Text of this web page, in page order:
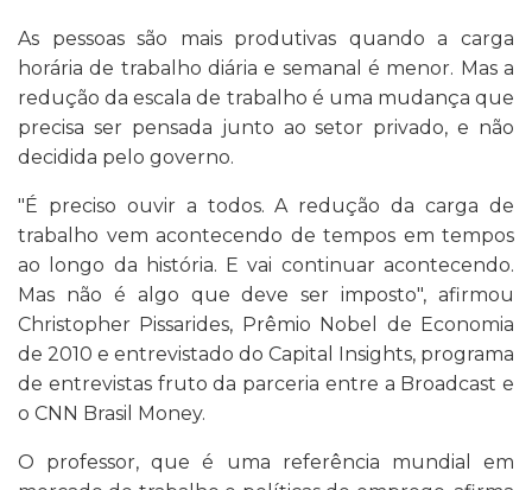
As pessoas são mais produtivas quando a carga
horária de trabalho diária e semanal é menor. Mas a
redução da escala de trabalho é uma mudança que
precisa ser pensada junto ao setor privado, e não
decidida pelo governo.
"É preciso ouvir a todos. A redução da carga de
trabalho vem acontecendo de tempos em tempos
ao longo da história. E vai continuar acontecendo.
Mas não é algo que deve ser imposto", afirmou
Christopher Pissarides, Prêmio Nobel de Economia
de 2010 e entrevistado do Capital Insights, programa
de entrevistas fruto da parceria entre a Broadcast e
o CNN Brasil Money.
O professor, que é uma referência mundial em